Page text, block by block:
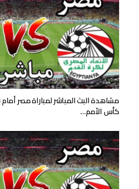
مشاهدة البث المباشر لمباراة مصر
كأس الأمم…